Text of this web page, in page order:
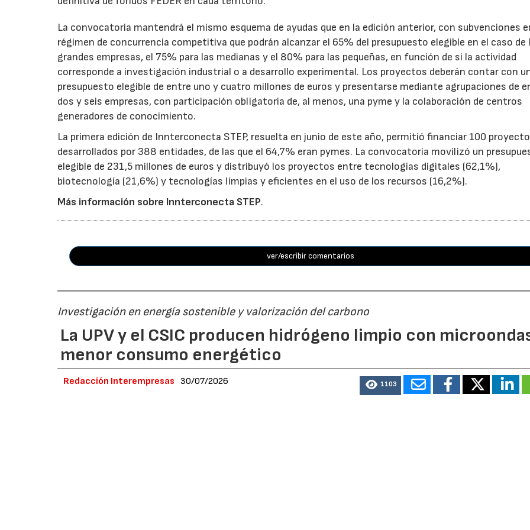
La convocatoria mantendrá el mismo esquema de ayudas que en la edición anterior, con subvenciones
régimen de concurrencia competitiva que podrán alcanzar el 65% del presupuesto elegible en el caso de
grandes empresas, el 75% para las medianas y el 80% para las pequeñas, en función de si la actividad
corresponde a investigación industrial o a desarrollo experimental. Los proyectos deberán contar con
presupuesto elegible de entre uno y cuatro millones de euros y presentarse mediante agrupaciones de
dos y seis empresas, con participación obligatoria de, al menos, una pyme y la colaboración de centros
generadores de conocimiento.
La primera edición de Innterconecta STEP, resuelta en junio de este año, permitió financiar 100
desarrollados por 388 entidades, de las que el 64,7% eran pymes. La convocatoria movilizó un
elegible de 231,5 millones de euros y distribuyó los proyectos entre tecnologías digitales (62,1%),
biotecnología (21,6%) y tecnologías limpias y eficientes en el uso de los recursos (16,2%).
Más información sobre Innterconecta STEP.
ver/escribir comentarios
Investigación en energía sostenible y valorización del carbono
La UPV y el CSIC producen hidrógeno limpio con
menor consumo energético
Redacción Interempresas 30/07/2026 1103